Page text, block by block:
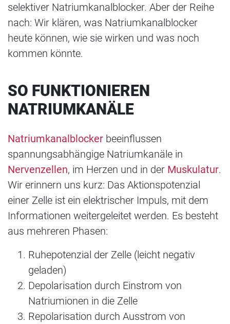
selektiver Natriumkanalblocker. Aber der Reihe
nach: Wir klären, was Natriumkanalblocker
heute können, wie sie wirken und was noch
kommen könnte.
SO FUNKTIONIEREN
NATRIUMKANÄLE
Natriumkanalblocker beeinflussen
spannungsabhängige Natriumkanäle in
Nervenzellen, im Herzen und in der Muskulatur.
Wir erinnern uns kurz: Das Aktionspotenzial
einer Zelle ist ein elektrischer Impuls, mit dem
Informationen weitergeleitet werden. Es besteht
aus mehreren Phasen:
Ruhepotenzial der Zelle (leicht negativ
geladen)
Depolarisation durch Einstrom von
Natriumionen in die Zelle
Repolarisation durch Ausstrom von